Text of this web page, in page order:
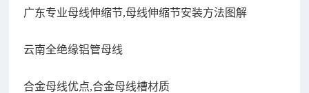
广东专业母线伸缩节,母线伸缩节安装方法图解
云南全绝缘铝管母线
合金母线优点,合金母线槽材质